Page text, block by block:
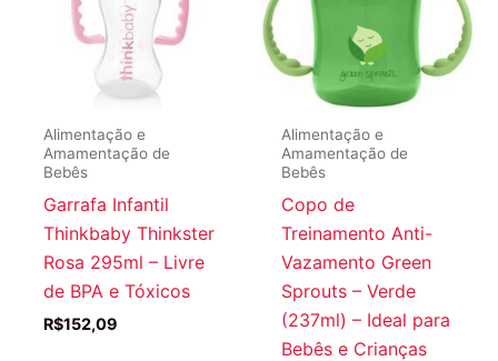
Alimentação e
Amamentação de
Bebês
Garrafa Infantil
Thinkbaby Thinkster
Rosa 295ml – Livre
de BPA e Tóxicos
R$152,09
Alimentação e
Amamentação de
Bebês
Copo de
Treinamento Anti-
Vazamento Green
Sprouts – Verde
(237ml) – Ideal para
Bebês e Crianças